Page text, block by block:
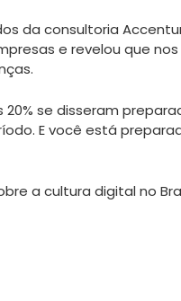
da consultoria
e revelou que
se disseram
E você está
a cultura digital no